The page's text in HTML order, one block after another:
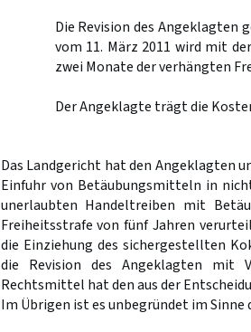
Die Revision des Angeklagten
vom 11. März 2011 wird mit
zwei Monate der verhängten
Der Angeklagte trägt die
Das Landgericht hat den Angeklagten
Einfuhr von Betäubungsmitteln in
unerlaubten Handeltreiben mit
Freiheitsstrafe von fünf Jahren
die Einziehung des sichergestellten
die Revision des Angeklagten mit
Rechtsmittel hat den aus der
Im Übrigen ist es unbegründet im Sinne